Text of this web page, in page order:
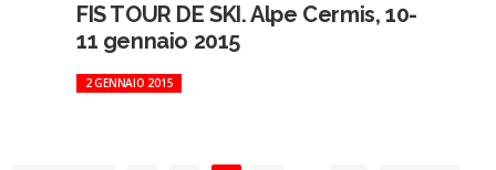
FIS TOUR DE SKI. Alpe Cermis, 10-
11 gennaio 2015
2 GENNAIO 2015